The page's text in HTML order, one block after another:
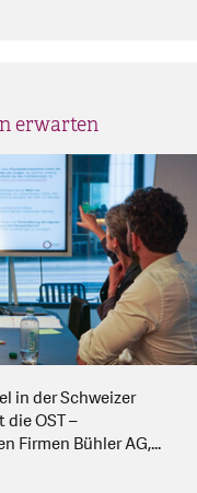
erwarten
in der Schweizer
OST –
Firmen Bühler AG,...